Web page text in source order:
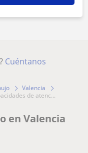
Cuéntanos
Valencia
de atenc...
en Valencia